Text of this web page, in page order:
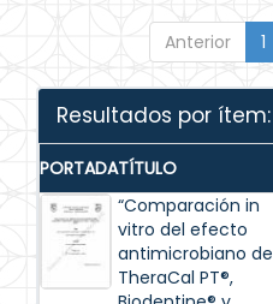
Anterior 1
Resultados por ítem:
PORTADATÍTULO
“Comparación in
vitro del efecto
antimicrobiano de
TheraCal PT®,